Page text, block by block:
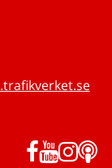
Facebook
YouTube